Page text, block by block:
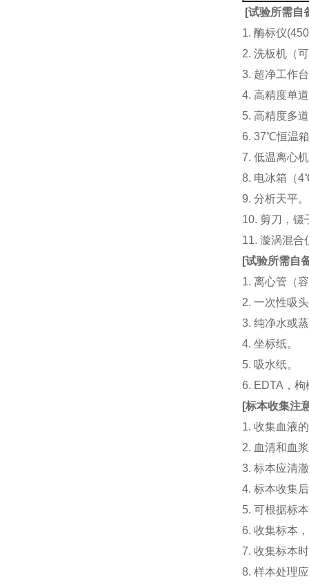
[试验所需自
1. 酶标仪
2. 洗板机（
3. 超净工作
4. 高精度单
5. 高精度多
6. 37℃恒温
7. 低温离心
8. 电冰箱（
9. 分析天平。
10. 剪刀，镊
11. 漩涡混
[试验所需自
1. 离心管（
2. 一次性吸
3. 纯净水或
4. 坐标纸。
5. 吸水纸。
6. EDTA，
[标本收集注
1. 收集血液
2. 血清和血
3. 标本应清
4. 标本收集
5. 可根据标
6. 收集标本
7. 收集标本
8. 样本处理